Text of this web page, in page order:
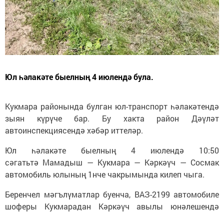
Юл һәлакәте быелның 4 июлендә була.
Кукмара районында булган юл-транспорт һәлакәтендә
зыян күрүче бар. Бу хакта район Дәүләт
автоинспекциясендә хәбәр иттеләр.
Юл һәлакәте быелның 4 июлендә 10:50
сәгатьтә Мамадыш — Кукмара — Кәркәүч — Сосмак
автомобиль юлының 1нче чакрымында килеп чыга.
Беренчел мәгълүматлар буенча, ВАЗ-2199 автомобиле
шоферы Кукмарадан Кәркәүч авылы юнәлешендә